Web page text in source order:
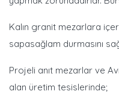
Kalın granit mezarlara
sapasağlam durmasını
Projeli anıt mezarlar ve
alan üretim tesislerinde;